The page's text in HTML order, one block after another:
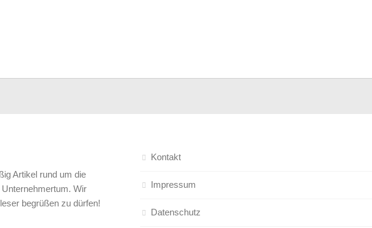
Artikel rund um die
Wir
begrüßen zu dürfen!
Kontakt
Impressum
Datenschutz